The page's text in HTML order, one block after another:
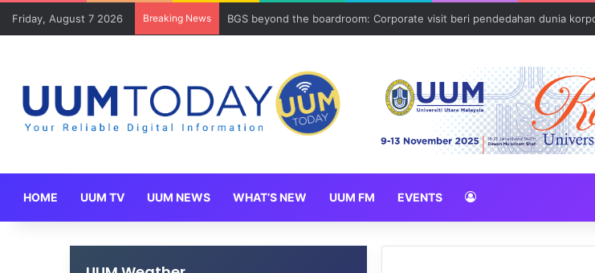
Friday, August 7 2026 Breaking News Program Mobility Inbound: Global Nexus USU x UUM 2026 perkukuh
HOME UUM TV UUM NEWS WHAT’S NEW UUM FM EVENTS